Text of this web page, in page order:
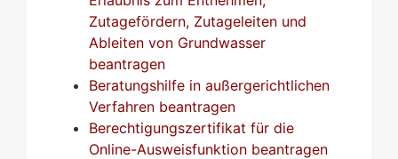
Zutagefördern, Zutageleiten und
Ableiten von Grundwasser
beantragen
Beratungshilfe in außergerichtlichen
Verfahren beantragen
Berechtigungszertifikat für die
Online-Ausweisfunktion beantragen